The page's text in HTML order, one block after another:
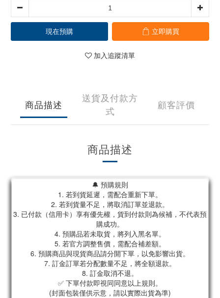
現在預購 立即購買
加入追蹤清單
商品描述
送貨及付款方
式
顧客評價
商品描述
🔔 預購規則
1. 若到貨延遲，需配合重新下單。
2. 若到貨量不足，將取消訂單並退款。
3. 已付款（信用卡）享有優先權，貨到付款則為候補，不代表預
購成功。
4. 預購品若未取貨，將列入黑名單。
5. 若官方調整售價，需配合補差額。
6. 預購商品與現貨商品請分開下單，以免影響出貨。
7. 訂金訂單若分配數量不足，將全額退款。
8. 訂金取消不退。
✅ 下單付款即視同同意以上規則。
(封面包裝僅供示意，請以實際出貨為準)